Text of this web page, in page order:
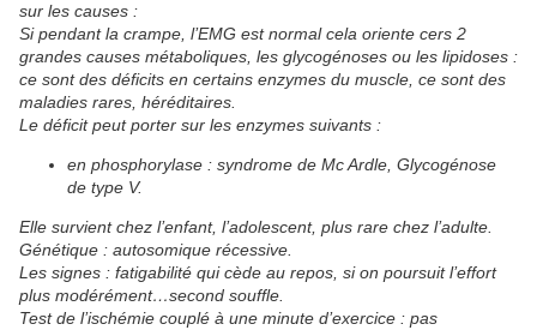
sur les causes :
Si pendant la crampe, l’EMG est normal cela oriente cers 2
grandes causes métaboliques, les glycogénoses ou les lipidoses :
ce sont des déficits en certains enzymes du muscle, ce sont des
maladies rares, héréditaires.
Le déficit peut porter sur les enzymes suivants :
en phosphorylase : syndrome de Mc Ardle, Glycogénose
de type V.
Elle survient chez l’enfant, l’adolescent, plus rare chez l’adulte.
Génétique : autosomique récessive.
Les signes : fatigabilité qui cède au repos, si on poursuit l’effort
plus modérément…second souffle.
Test de l’ischémie couplé à une minute d’exercice : pas